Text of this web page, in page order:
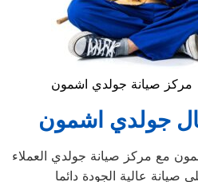
مركز صيانة جولدي اشمون
جولدي اشمون
مع مركز صيانة جولدي العملاء
عالية الجودة دائما